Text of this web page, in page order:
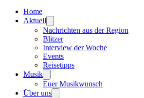
Home
Aktuell
Nachrichten aus der Region
Blitzer
Interview der Woche
Events
Reisetipps
Musik
Euer Musikwunsch
Über uns